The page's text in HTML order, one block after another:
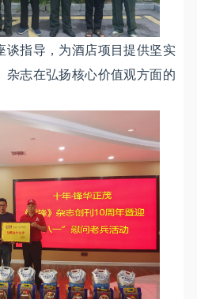
谈指导，为酒店项目提供坚实
杂志在弘扬核心价值观方面的